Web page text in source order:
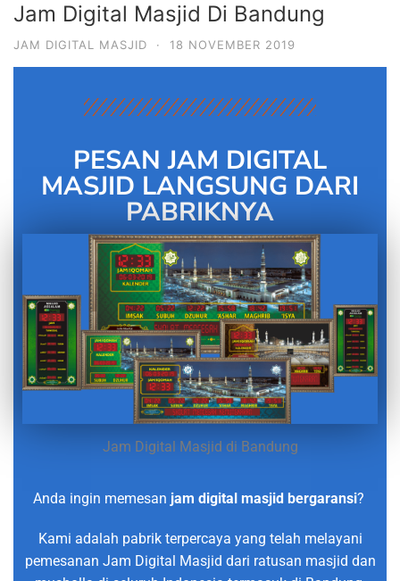
Jam Digital Masjid Di Bandung
JAM DIGITAL MASJID · 18 NOVEMBER 2019
PESAN JAM DIGITAL
MASJID LANGSUNG DARI
PABRIKNYA
Jam Digital Masjid di Bandung
Anda ingin memesan jam digital masjid bergaransi?
Kami adalah pabrik terpercaya yang telah melayani
pemesanan Jam Digital Masjid dari ratusan masjid dan